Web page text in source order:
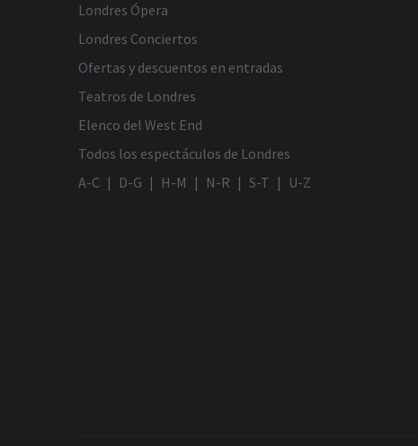
Londres Ópera
Londres Conciertos
Ofertas y descuentos en entradas
Teatros de Londres
Elenco del West End
Todos los espectáculos de Londres
A-C
D-G H-M N-R S-T U-Z